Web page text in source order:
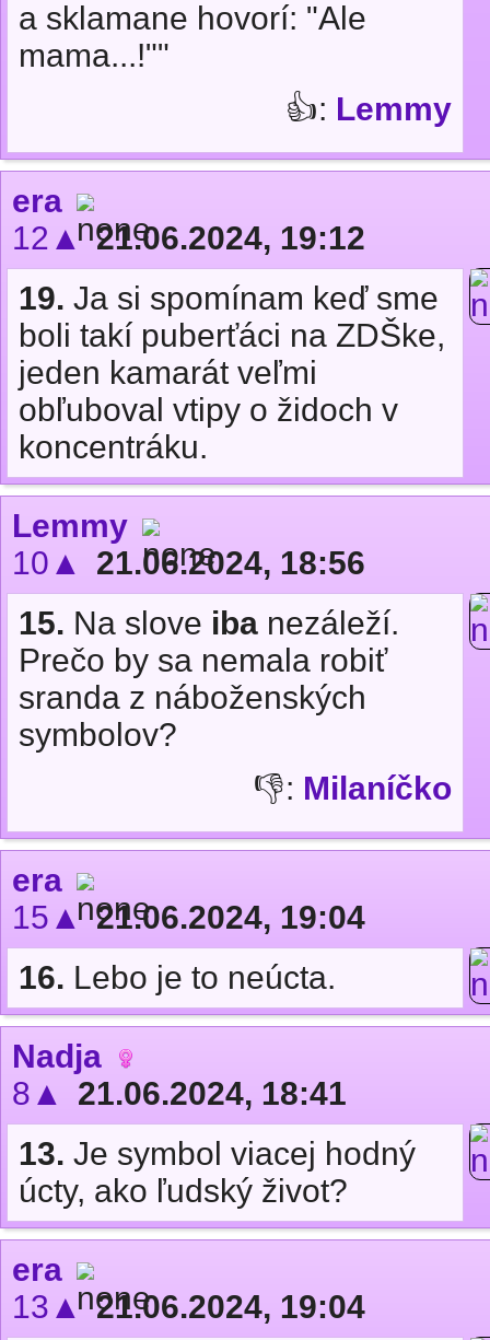
a sklamane hovorí: "Ale
mama...!""
👍: Lemmy
era
12▲ 21.06.2024, 19:12
19. Ja si spomínam keď sme
boli takí puberťáci na ZDŠke,
jeden kamarát veľmi
obľuboval vtipy o židoch v
koncentráku.
Lemmy
10▲
21.06.2024, 18:56
15. Na slove iba nezáleží.
Prečo by sa nemala robiť
sranda z náboženských
symbolov?
👎: Milaníčko
era
15▲ 21.06.2024, 19:04
16. Lebo je to neúcta.
Nadja
8▲
21.06.2024, 18:41
13. Je symbol viacej hodný
úcty, ako ľudský život?
era
13▲ 21.06.2024, 19:04